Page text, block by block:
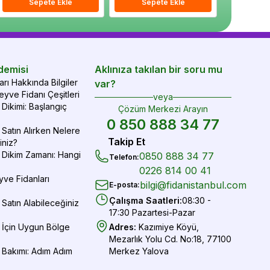
Sepete Ekle Sepete Ekle
Sepete Ekle Sepete Ekle
Hakkında Bilgiler
Fidanı Çeşitleri
Başlangıç
Alırken Nelere
Zamanı: Hangi
Fidanları
Alabileceğiniz
İçin Uygun Bölge
Adım Adım
Aklınıza takılan bir soru mu
var?
veya
Çözüm Merkezi Arayın
0 850 888 34 77
Takip Et
Telefon:0850 888 34 77
0226 814 00 41
E-posta:bilgi@fidanistanbul.com
Çalışma Saatleri:08:30 -
17:30 Pazartesi-Pazar
Adres: Kazımiye Köyü,
Mezarlık Yolu Cd. No:18, 77100
Merkez Yalova